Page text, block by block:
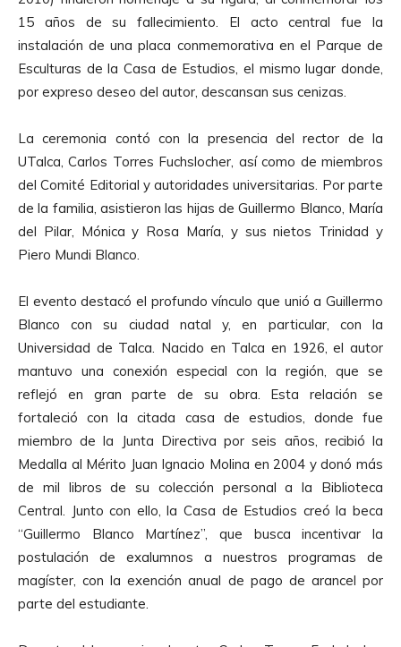
15 años de su fallecimiento. El acto central fue la
instalación de una placa conmemorativa en el Parque de
Esculturas de la Casa de Estudios, el mismo lugar donde,
por expreso deseo del autor, descansan sus cenizas.
La ceremonia contó con la presencia del rector de la
UTalca, Carlos Torres Fuchslocher, así como de miembros
del Comité Editorial y autoridades universitarias. Por parte
de la familia, asistieron las hijas deGuillermo Blanco , María
del Pilar, Mónica y Rosa María, y sus nietos Trinidad y
Piero Mundi Blanco
El evento destacó el profundo vínculo que unió a Guillermo
Blanco con su ciudad natal y, en particular, con la
Universidad de Talca. Nacido en Talca en 1926, el autor
mantuvo una conexión especial con la región, que se
reflejó en gran parte de su obra. Esta relación se
fortaleció con la citada casa de estudios, donde fue
miembro de la Junta Directiva por seis años, recibió la
Medalla al Mérito Juan Ignacio Molina en 2004 y donó más
de mil libros de su colección personal a la Biblioteca
Central. Junto con ello, la Casa de Estudios creó la beca
“Guillermo Blanco Martínez”, que busca incentivar la
postulación de exalumnos a nuestros programas de
magíster, con la exención anual de pago de arancel por
parte del estudiante.